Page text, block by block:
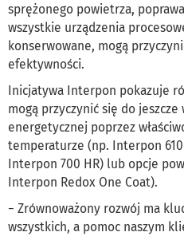
sprężonego powietrza,
wszystkie urządzenia
konserwowane, mogą
efektywności.
Inicjatywa Interpon pokazuje
mogą przyczynić się do
energetycznej poprzez
temperaturze (np. Interpon
Interpon 700 HR) lub opcje
Interpon Redox One Coat).
− Zrównoważony rozwój ma
wszystkich, a pomoc naszym